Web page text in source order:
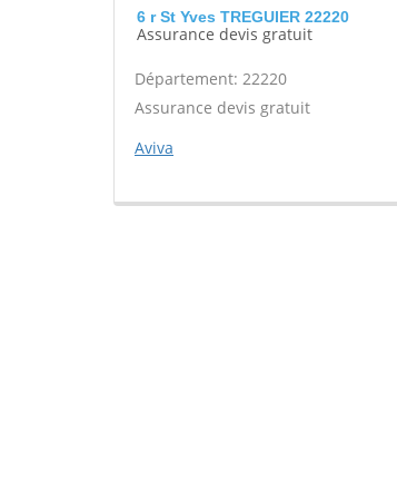
6 r St Yves TREGUIER 22220
Assurance devis gratuit
Département: 22220
Assurance devis gratuit
Aviva